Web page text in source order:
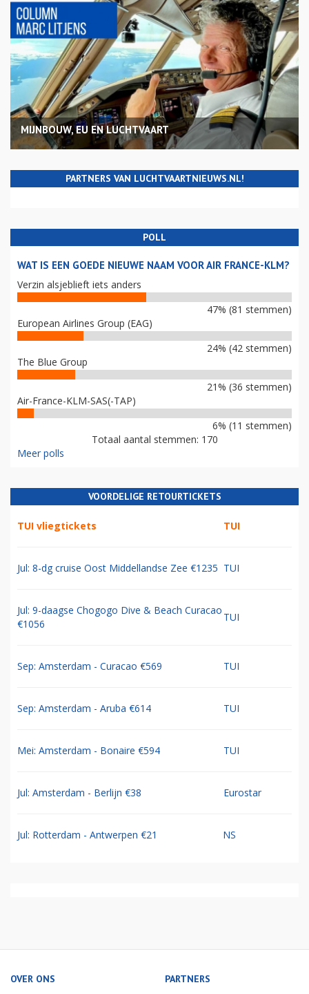
MIJNBOUW, EU EN LUCHTVAART
PARTNERS VAN LUCHTVAARTNIEUWS.NL!
POLL
WAT IS EEN GOEDE NIEUWE NAAM VOOR AIR FRANCE-KLM?
Verzin alsjeblieft iets anders
47% (81 stemmen)
European Airlines Group (EAG)
24% (42 stemmen)
The Blue Group
21% (36 stemmen)
Air-France-KLM-SAS(-TAP)
6% (11 stemmen)
Totaal aantal stemmen: 170
Meer polls
VOORDELIGE RETOURTICKETS
TUI vliegtickets TUI
Jul: 8-dg cruise Oost Middellandse Zee €1235 TUI
Jul: 9-daagse Chogogo Dive & Beach Curacao
€1056
TUI
Sep: Amsterdam - Curacao €569 TUI
Sep: Amsterdam - Aruba €614 TUI
Mei: Amsterdam - Bonaire €594 TUI
Jul: Amsterdam - Berlijn €38 Eurostar
Jul: Rotterdam - Antwerpen €21 NS
OVER ONS PARTNERS